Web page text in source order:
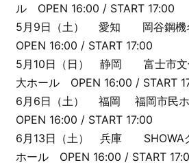
ル OPEN 16:00 / START 17:00
5月9日（土） 愛知 岡谷鋼機
OPEN 16:00 / START 17:00
5月10日（日） 静岡 富士市文
大ホール OPEN 16:00 / START
6月6日（土） 福岡 福岡市民
OPEN 16:00 / START 17:00
6月13日（土） 兵庫 SHOWA
ホール OPEN 16:00 / START